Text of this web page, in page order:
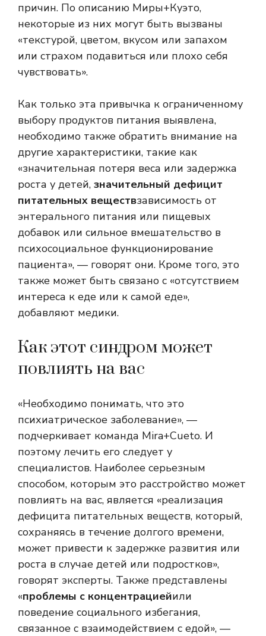
причин. По описанию Миры+Куэто,
некоторые из них могут быть вызваны
«текстурой, цветом, вкусом или запахом
или страхом подавиться или плохо себя
чувствовать».
Как только эта привычка к ограниченному
выбору продуктов питания выявлена,
необходимо также обратить внимание на
другие характеристики, такие как
«значительная потеря веса или задержка
роста у детей, значительный дефицит
питательных веществзависимость от
энтерального питания или пищевых
добавок или сильное вмешательство в
психосоциальное функционирование
пациента», — говорят они. Кроме того, это
также может быть связано с «отсутствием
интереса к еде или к самой еде»,
добавляют медики.
Как этот синдром может
повлиять на вас
«Необходимо понимать, что это
психиатрическое заболевание», —
подчеркивает команда Mira+Cueto. И
поэтому лечить его следует у
специалистов. Наиболее серьезным
способом, которым это расстройство может
повлиять на вас, является «реализация
дефицита питательных веществ, который,
сохраняясь в течение долгого времени,
может привести к задержке развития или
роста в случае детей или подростков»,
говорят эксперты. Также представлены
«проблемы с концентрациейили
поведение социального избегания,
связанное с взаимодействием с едой», —